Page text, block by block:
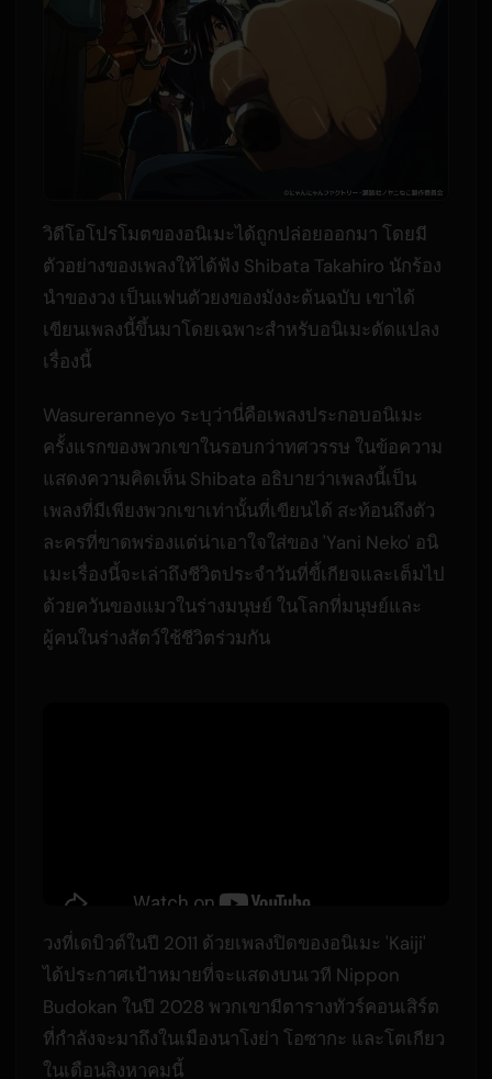
วิดีโอโปรโมตของอนิเมะได้ถูกปล่อยออกมา โดยมี
ตัวอย่างของเพลงให้ได้ฟัง Shibata Takahiro นักร้อง
นำของวง เป็นแฟนตัวยงของมังงะต้นฉบับ เขาได้
เขียนเพลงนี้ขึ้นมาโดยเฉพาะสำหรับอนิเมะดัดแปลง
เรื่องนี้
Wasureranneyo ระบุว่านี่คือเพลงประกอบอนิเมะ
ครั้งแรกของพวกเขาในรอบกว่าทศวรรษ ในข้อความ
แสดงความคิดเห็น Shibata อธิบายว่าเพลงนี้เป็น
เพลงที่มีเพียงพวกเขาเท่านั้นที่เขียนได้ สะท้อนถึงตัว
ละครที่ขาดพร่องแต่น่าเอาใจใส่ของ 'Yani Neko' อนิ
เมะเรื่องนี้จะเล่าถึงชีวิตประจำวันที่ขี้เกียจและเต็มไป
ด้วยควันของแมวในร่างมนุษย์ ในโลกที่มนุษย์และ
ผู้คนในร่างสัตว์ใช้ชีวิตร่วมกัน
วงที่เดบิวต์ในปี 2011 ด้วยเพลงปิดของอนิเมะ 'Kaiji'
ได้ประกาศเป้าหมายที่จะแสดงบนเวที Nippon
Budokan ในปี 2028 พวกเขามีตารางทัวร์คอนเสิร์ต
ที่กำลังจะมาถึงในเมืองนาโงย่า โอซากะ และโตเกียว
ในเดือนสิงหาคมนี้